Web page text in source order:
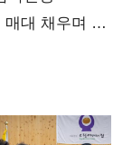
대 채우며 문